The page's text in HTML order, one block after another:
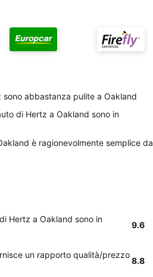
abbastanza pulite a Oakland
di Hertz a Oakland sono in
è ragionevolmente semplice da
Hertz a Oakland sono in
9.6
un rapporto qualità/prezzo
8.8